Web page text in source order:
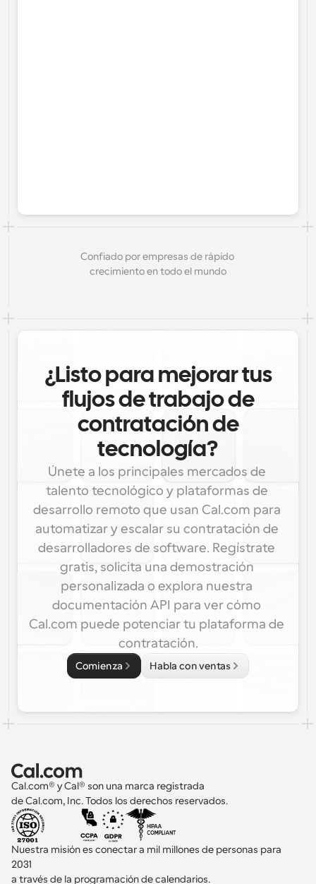
Confiado por empresas de rápido
crecimiento en todo el mundo
¿Listo para mejorar tus
flujos de trabajo de
contratación de
tecnología?
Únete a los principales mercados de
talento tecnológico y plataformas de
desarrollo remoto que usan Cal.com para
automatizar y escalar su contratación de
desarrolladores de software. Regístrate
gratis, solicita una demostración
personalizada o explora nuestra
documentación API para ver cómo
Cal.com puede potenciar tu plataforma de
contratación.
Comienza Habla con ventas
Cal.com® y Cal® son una marca registrada
de Cal.com, Inc. Todos los derechos reservados.
Nuestra misión es conectar a mil millones de personas para
2031
a través de la programación de calendarios.